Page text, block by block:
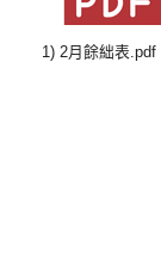
1) 2月餘絀表.pdf